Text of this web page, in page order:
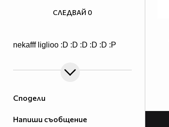
Сподели
Напиши съобщение
nekafff liglioo :D :D :D :D :D :P
СЛЕДВАЙ 0